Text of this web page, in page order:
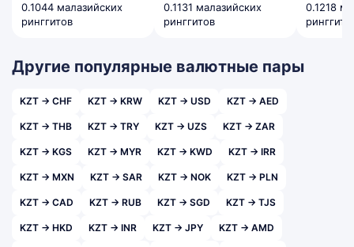
0.1044 малазийских
ринггитов
0.1131 малазийских
ринггитов
0.1218
Другие популярные валютные пары
KZT → CHF KZT → KRW KZT → USD KZT → AED
KZT → THB KZT → TRY KZT → UZS KZT → ZAR
KZT → KGS KZT → MYR KZT → KWD KZT → IRR
KZT → MXN KZT → SAR KZT → NOK KZT → PLN
KZT → CAD KZT → RUB KZT → SGD KZT → TJS
KZT → HKD KZT → INR KZT → JPY KZT → AMD